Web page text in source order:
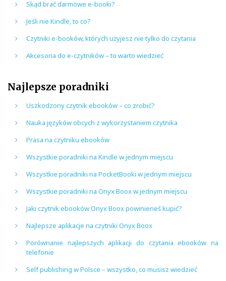
Skąd brać darmowe e-booki?
Jeśli nie Kindle, to co?
Czytniki e-booków, których użyjesz nie tylko do czytania
Akcesoria do e-czytników – to warto wiedzieć
Najlepsze poradniki
Uszkodzony czytnik ebooków – co zrobić?
Nauka języków obcych z wykorzystaniem czytnika
Prasa na czytniku ebooków
Wszystkie poradniki na Kindle w jednym miejscu
Wszystkie poradniki na PocketBooki w jednym miejscu
Wszystkie poradniki na Onyx Boox w jednym miejscu
Jaki czytnik ebooków Onyx Boox powinieneś kupić?
Najlepsze aplikacje na czytniki Onyx Boox
Porównanie najlepszych aplikacji do czytania ebooków na
telefonie
Self publishing w Polsce – wszystko, co musisz wiedzieć